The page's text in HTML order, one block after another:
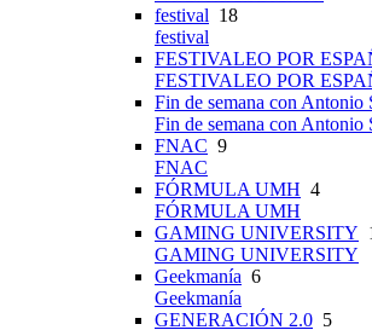
festival 18
festival
FESTIVALEO POR
FESTIVALEO POR
Fin de semana con Antonio
Fin de semana con Antonio
FNAC 9
FNAC
FÓRMULA UMH 4
FÓRMULA UMH
GAMING UNIVERSITY
GAMING UNIVERSITY
Geekmanía 6
Geekmanía
GENERACIÓN 2.0 5